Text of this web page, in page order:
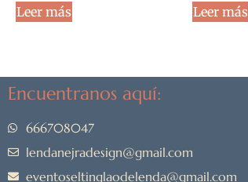
Leer más Leer más
Encuentranos aquí:
666708047
lendanejradesign@gmail.com
eventoseltinglaodelenda@gmail.com